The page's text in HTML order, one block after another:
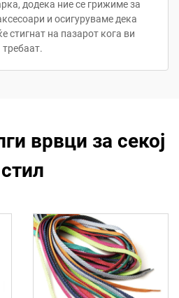
додека ние се грижиме за
и осигуруваме дека
стигнат на пазарот кога ви
требаат.
врвци за секој
стил